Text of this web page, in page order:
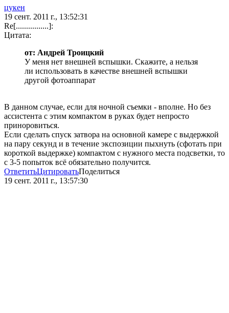
цукен
19 сент. 2011 г., 13:52:31
Re[................]:
Цитата:
от: Андрей Троицкий
У меня нет внешней вспышки. Скажите, а нельзя
ли использовать в качестве внешней вспышки
другой фотоаппарат
В данном случае, если для ночной съемки - вполне. Но без
ассистента с этим компактом в руках будет непросто
приноровиться.
Если сделать спуск затвора на основной камере с выдержкой
на пару секунд и в течение экспозиции пыхнуть (сфотать при
короткой выдержке) компактом с нужного места подсветки, то
с 3-5 попыток всё обязательно получится.
ОтветитьЦитироватьПоделиться
19 сент. 2011 г., 13:57:30